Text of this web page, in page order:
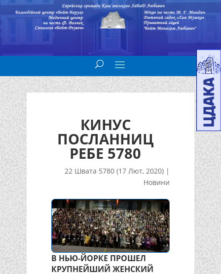
КИНУС
ПОСЛАННИЦ
РЕБЕ 5780
22 Швата 5780 (17 Лют, 2020) |
Новини
В НЬЮ-ЙОРКЕ ПРОШЕЛ
КРУПНЕЙШИЙ ЖЕНСКИЙ